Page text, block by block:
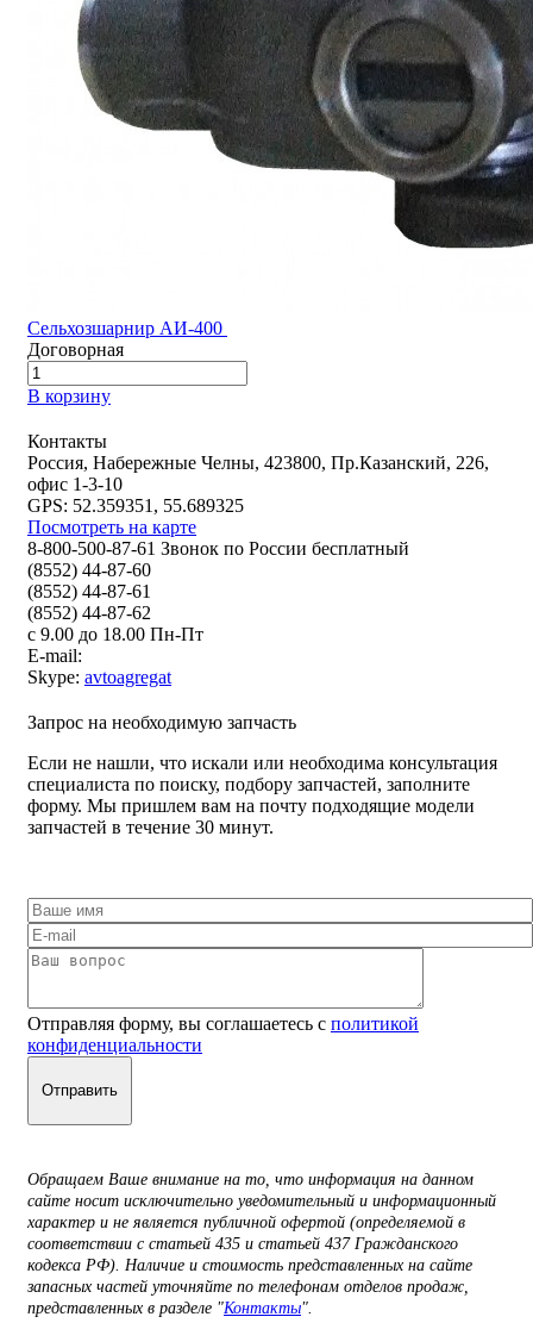
Сельхозшарнир АИ-400
Договорная
В корзину
Контакты
Россия, Набережные Челны, 423800, Пр.Казанский, 226,
офис 1-3-10
GPS: 52.359351, 55.689325
Посмотреть на карте
8-800-500-87-61 Звонок по России бесплатный
(8552) 44-87-60
(8552) 44-87-61
(8552) 44-87-62
с 9.00 до 18.00 Пн-Пт
E-mail:
Skype: avtoagregat
Запрос на необходимую запчасть
Если не нашли, что искали или необходима консультация
специалиста по поиску, подбору запчастей, заполните
форму. Мы пришлем вам на почту подходящие модели
запчастей в течение 30 минут.
Отправляя форму, вы соглашаетесь с политикой
конфиденциальности
Обращаем Ваше внимание на то, что информация на данном
сайте носит исключительно уведомительный и информационный
характер и не является публичной офертой (определяемой в
соответствии с статьей 435 и статьей 437 Гражданского
кодекса РФ). Наличие и стоимость представленных на сайте
запасных частей уточняйте по телефонам отделов продаж,
представленных в разделе "Контакты".